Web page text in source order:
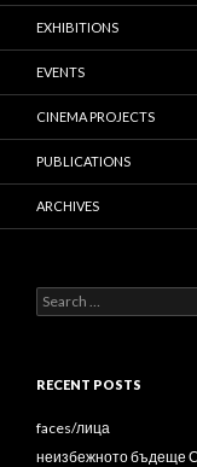
EXHIBITIONS
EVENTS
CINEMA PROJECTS
PUBLICATIONS
ARCHIVES
Search
for:
RECENT POSTS
faces/лица
неизбежното бъдеще